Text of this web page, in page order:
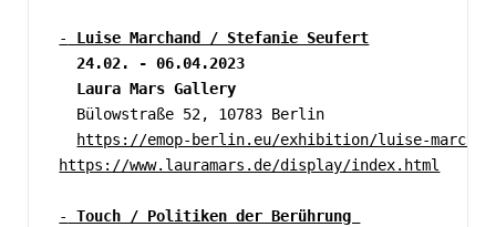
-
Luise Marchand / Stefanie Seufert
  24.02. - 06.04.2023
  Laura Mars Gallery
  Bülowstraße 52, 10783 Berlin
https://emop-berlin.eu/exhibition/luise-
https://www.lauramars.de/display/index.html
-
Touch / Politiken der Berührung